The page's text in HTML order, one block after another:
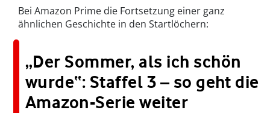
Bei Amazon Prime die Fortsetzung einer ganz
ähnlichen Geschichte in den Startlöchern:
„Der Sommer, als ich schön
wurde“: Staffel 3 – so geht die
Amazon-Serie weiter